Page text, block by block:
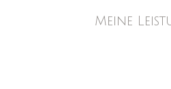
Meine